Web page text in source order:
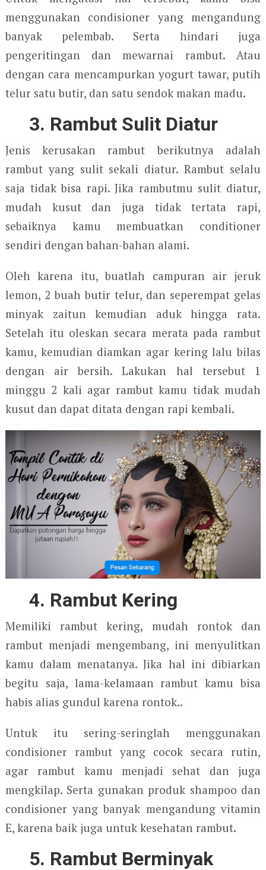
menggunakan condisioner yang mengandung
banyak pelembab. Serta hindari juga
pengeritingan dan mewarnai rambut. Atau
dengan cara mencampurkan yogurt tawar, putih
telur satu butir, dan satu sendok makan madu.
3. Rambut Sulit Diatur
Jenis kerusakan rambut berikutnya adalah
rambut yang sulit sekali diatur. Rambut selalu
saja tidak bisa rapi. Jika rambutmu sulit diatur,
mudah kusut dan juga tidak tertata rapi,
sebaiknya kamu membuatkan conditioner
sendiri dengan bahan-bahan alami.
Oleh karena itu, buatlah campuran air jeruk
lemon, 2 buah butir telur, dan seperempat gelas
minyak zaitun kemudian aduk hingga rata.
Setelah itu oleskan secara merata pada rambut
kamu, kemudian diamkan agar kering lalu bilas
dengan air bersih. Lakukan hal tersebut 1
minggu 2 kali agar rambut kamu tidak mudah
kusut dan dapat ditata dengan rapi kembali.
4. Rambut Kering
Memiliki rambut kering, mudah rontok dan
rambut menjadi mengembang, ini menyulitkan
kamu dalam menatanya. Jika hal ini dibiarkan
begitu saja, lama-kelamaan rambut kamu bisa
habis alias gundul karena rontok..
Untuk itu sering-seringlah menggunakan
condisioner rambut yang cocok secara rutin,
agar rambut kamu menjadi sehat dan juga
mengkilap. Serta gunakan produk shampoo dan
condisioner yang banyak mengandung vitamin
E, karena baik juga untuk kesehatan rambut.
5. Rambut Berminyak